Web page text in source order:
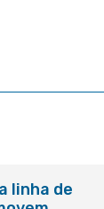
linha de